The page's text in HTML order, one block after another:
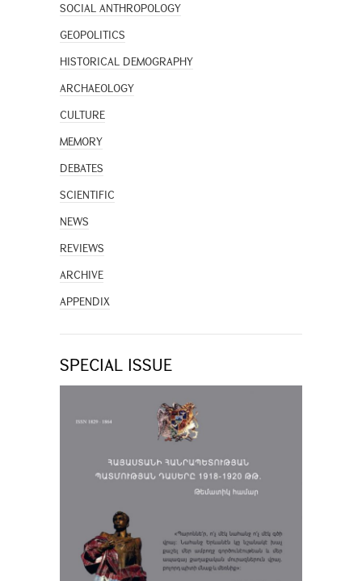
SOCIAL ANTHROPOLOGY
GEOPOLITICS
HISTORICAL DEMOGRAPHY
ARCHAEOLOGY
CULTURE
MEMORY
DEBATES
SCIENTIFIC
NEWS
REVIEWS
ARCHIVE
APPENDIX
SPECIAL ISSUE